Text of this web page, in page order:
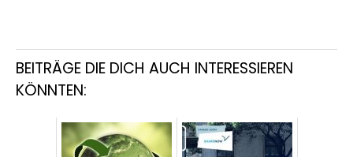
BEITRÄGE DIE DICH AUCH INTERESSIEREN
KÖNNTEN: